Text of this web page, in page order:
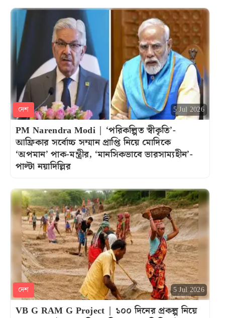
দেশ 5 Jul 2026
PM Narendra Modi | ‘পরিকল্পিত স্বীকৃতি’-
আফ্রিকার সর্বোচ্চ সম্মান প্রাপ্তি নিয়ে মোদিকে
‘অপমান’ পাক-মন্ত্রীর, ‘মানসিকভাবে ভারসাম্যহীন’-
পাল্টা নয়াদিল্লির
দেশ 5 Jul 2026
VB G RAM G Project | ১০০ দিনের প্রকল্প নিয়ে